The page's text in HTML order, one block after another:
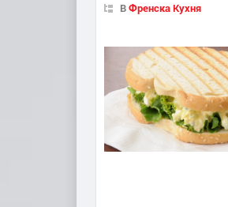
ВФренска Кухня